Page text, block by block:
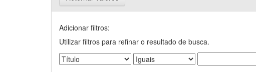
Adicionar filtros:
Utilizar filtros para refinar o resultado de busca.